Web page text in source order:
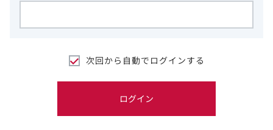
次回から自動でログインする
ログイン